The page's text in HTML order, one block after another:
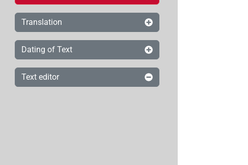
Translation
Dating of Text
Text editor